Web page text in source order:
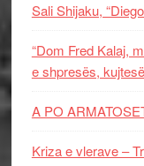
Sali Shijaku,
“Dom Fred Kalaj,
e shpresës,
A PO
Kriza e vlerave –